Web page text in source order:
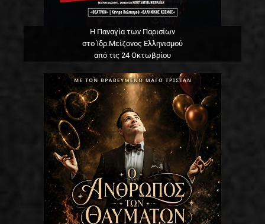
Η Παναγία των Παρισίων
στο Ίδρ.Μείζονος Ελληνισμού
από τις 24 Οκτωβρίου